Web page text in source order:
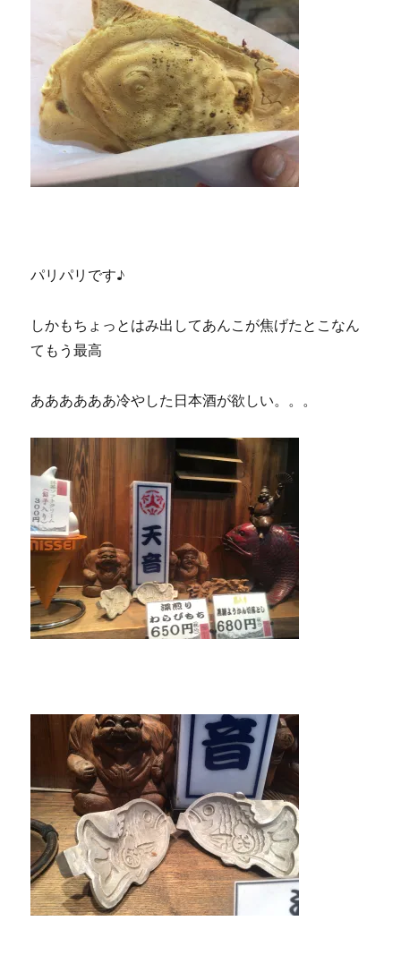
パリパリです♪
しかもちょっとはみ出してあんこが焦げたとこなん
てもう最高
ああああああ冷やした日本酒が欲しい。。。